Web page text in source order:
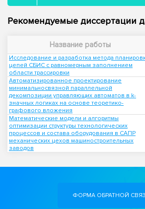
Рекомендуемые диссертации
Название работы
Исследование и разработка метода
цепей СБИС с равномерным заполнением
области трассировки
Автоматизированное проектирование
минимальносвязной параллельной
декомпозиции управляющих автоматов в k-
значных логиках на основе теоретико-
графового вложения
Математические модели и алгоритмы
оптимизации структуры технологических
процессов и состава оборудования в САПР
механических цехов машиностроительных
заводов
ФОРМА ОБРАТНОЙ